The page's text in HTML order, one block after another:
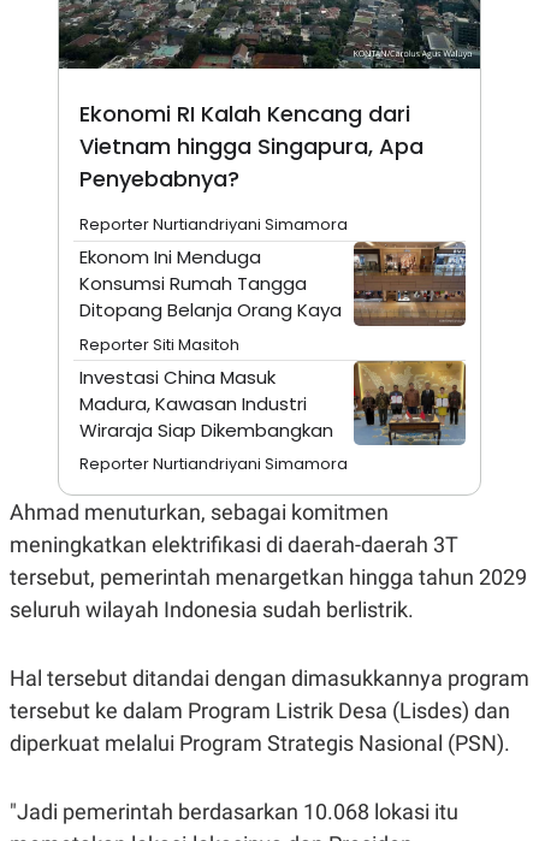
KANAL
P
U
S
T
D
A
I
M
A
E
S
K
O
T
T
V
L
I
S
Ekonomi RI Kalah Kencang dari
Vietnam hingga Singapura, Apa
Penyebabnya?
Reporter Nurtiandriyani Simamora
Ekonom Ini Menduga
Konsumsi Rumah Tangga
Ditopang Belanja Orang Kaya
Reporter Siti Masitoh
Investasi China Masuk
Madura, Kawasan Industri
Wiraraja Siap Dikembangkan
Reporter Nurtiandriyani Simamora
Ahmad menuturkan, sebagai komitmen
meningkatkan elektrifikasi di daerah-daerah 3T
tersebut, pemerintah menargetkan hingga tahun 2029
seluruh wilayah Indonesia sudah berlistrik.
Hal tersebut ditandai dengan dimasukkannya program
tersebut ke dalam Program Listrik Desa (Lisdes) dan
diperkuat melalui Program Strategis Nasional (PSN).
"Jadi pemerintah berdasarkan 10.068 lokasi itu